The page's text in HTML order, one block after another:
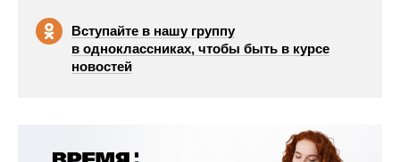
Вступайте в нашу группу
в одноклассниках, чтобы быть в курсе
новостей